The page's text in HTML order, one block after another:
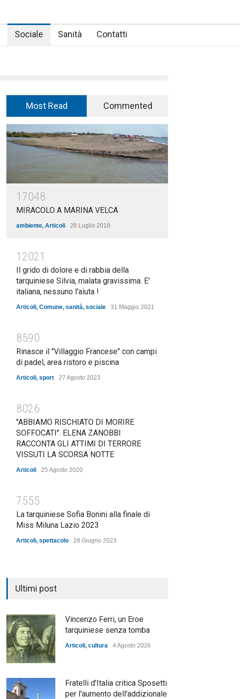
Sociale Sanità Contatti
Most Read Commented
17048
MIRACOLO A MARINA VELCA
ambiente, Articoli 28 Luglio 2018
12021
Il grido di dolore e di rabbia della
tarquiniese Silvia, malata gravissima. E'
italiana, nessuno l'aiuta !
Articoli, Comune, sanità, sociale 31 Maggio 2021
8590
Rinasce il "Villaggio Francese" con campi
di padel, area ristoro e piscina
Articoli, sport 27 Agosto 2023
8026
"ABBIAMO RISCHIATO DI MORIRE
SOFFOCATI". ELENA ZANOBBI
RACCONTA GLI ATTIMI DI TERRORE
VISSUTI LA SCORSA NOTTE
Articoli 25 Agosto 2020
7555
La tarquiniese Sofia Bonini alla finale di
Miss Miluna Lazio 2023
Articoli, spettacolo 28 Giugno 2023
Ultimi post
Vincenzo Ferri, un Eroe
tarquiniese senza tomba
Articoli, cultura 4 Agosto 2026
Fratelli d'Italia critica Sposetti
per l'aumento dell'addizionale